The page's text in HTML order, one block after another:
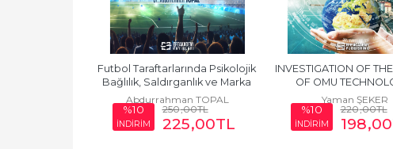
Futbol Taraftarlarında Psikolojik
Bağlılık, Saldırganlık ve Marka
Sadakati
Abdurrahman TOPAL
%10
İNDİRİM
250,00TL
225,00TL
INVESTIGATION OF
OF OMU
TRANSFER OFFICE
Yaman ŞEKER
%10
İNDİRİM
220,00TL
198,00